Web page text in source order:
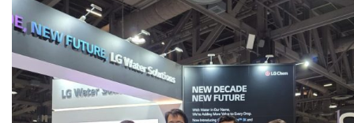
Award
2024